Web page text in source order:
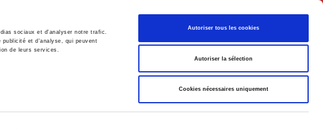
sociaux et d'analyser notre trafic.
publicité et d'analyse, qui peuvent
de leurs services.
Autoriser tous les cookies
Autoriser la sélection
Cookies nécessaires uniquement
English
Politics